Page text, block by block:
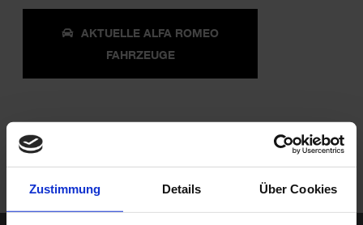
Zustimmung Details Über Cookies
AKTUELLE ALFA ROMEO
FAHRZEUGE